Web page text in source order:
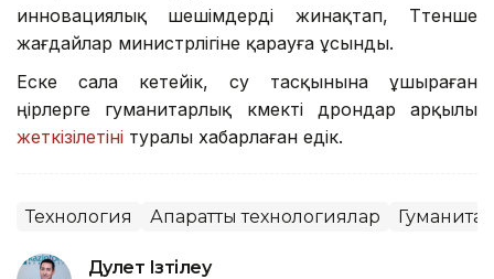
инновациялық шешімдерді жинақтап, Төтенше
жағдайлар министрлігіне қарауға ұсынды.
Еске сала кетейік, су тасқынына ұшыраған
өңірлерге гуманитарлық көмекті дрондар арқылы
жеткізілетіні туралы хабарлаған едік.
Технология Ақпараттық технологиялар
Дәулет Ізтілеу